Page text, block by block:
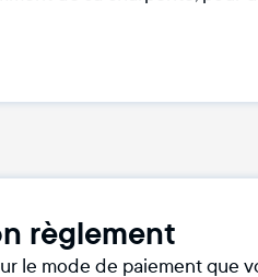
règlement
le mode de paiement que